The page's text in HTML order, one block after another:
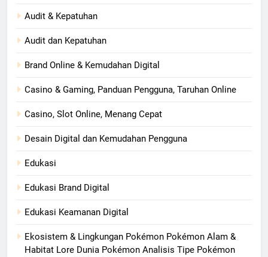
Audit & Kepatuhan
Audit dan Kepatuhan
Brand Online & Kemudahan Digital
Casino & Gaming, Panduan Pengguna, Taruhan Online
Casino, Slot Online, Menang Cepat
Desain Digital dan Kemudahan Pengguna
Edukasi
Edukasi Brand Digital
Edukasi Keamanan Digital
Ekosistem & Lingkungan Pokémon Pokémon Alam &
Habitat Lore Dunia Pokémon Analisis Tipe Pokémon